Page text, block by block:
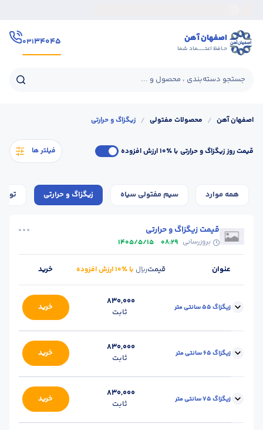
اصفهان آهن
حـافظ اعتــــــماد شما
۳۴۰۴۵۰۳۱
جستجو دسته‌بندی ، محصول و ...
اصفهان آهن / محصولات مفتولی / زیگزاگ و حرارتی
فیلتر ها قیمت روز زیگزاگ و حرارتی با ٪۱۰ ارزش افزوده
همه موارد سیم مفتولی سیاه زیگزاگ و حرارتی توری
قیمت زیگزاگ و حرارتی
بروزرسانی 08:29
1405/5/15
عنوان قیمتریال با ٪۱۰ ارزش افزوده خرید
زیگزاگ 55 سانتی متر
830,000
ثابت
خرید
محل تحویل :
انبار اصفهان آهن
گرید :
زیگزاگ 65 سانتی متر
830,000
ثابت
خرید
محل تحویل :
انبار اصفهان آهن
گرید :
زیگزاگ 75 سانتی متر
830,000
ثابت
خرید